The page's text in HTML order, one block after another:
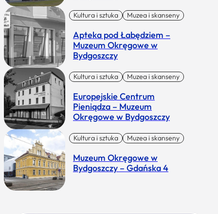
Kultura i sztuka Muzea i skanseny
Apteka pod Łabędziem –
Muzeum Okręgowe w
Bydgoszczy
Kultura i sztuka Muzea i skanseny
Europejskie Centrum
Pieniądza – Muzeum
Okręgowe w Bydgoszczy
Kultura i sztuka Muzea i skanseny
Muzeum Okręgowe w
Bydgoszczy – Gdańska 4